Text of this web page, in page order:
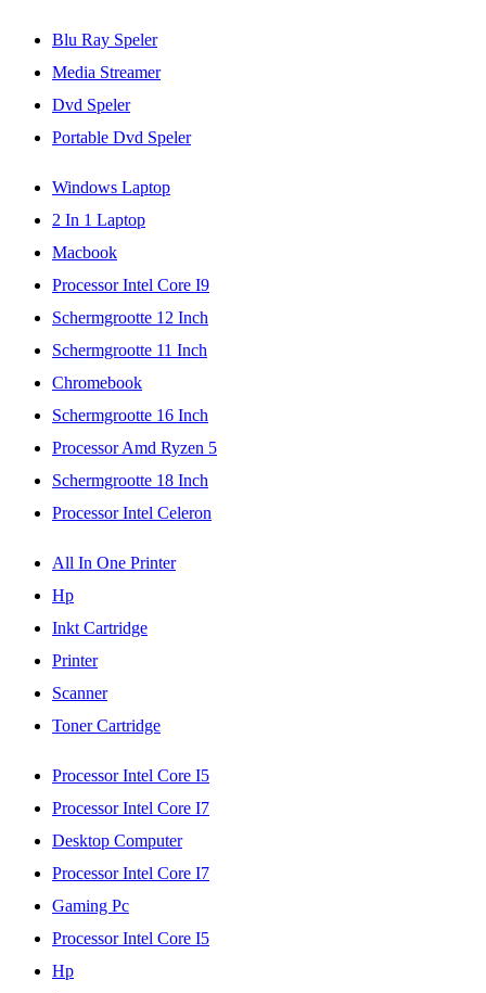
Blu Ray Speler
Media Streamer
Dvd Speler
Portable Dvd Speler
Windows Laptop
2 In 1 Laptop
Macbook
Processor Intel Core I9
Schermgrootte 12 Inch
Schermgrootte 11 Inch
Chromebook
Schermgrootte 16 Inch
Processor Amd Ryzen 5
Schermgrootte 18 Inch
Processor Intel Celeron
All In One Printer
Hp
Inkt Cartridge
Printer
Scanner
Toner Cartridge
Processor Intel Core I5
Processor Intel Core I7
Desktop Computer
Processor Intel Core I7
Gaming Pc
Processor Intel Core I5
Hp